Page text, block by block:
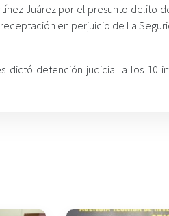
Juárez por el presunto delito
en perjuicio de La
dictó detención judicial a los 10